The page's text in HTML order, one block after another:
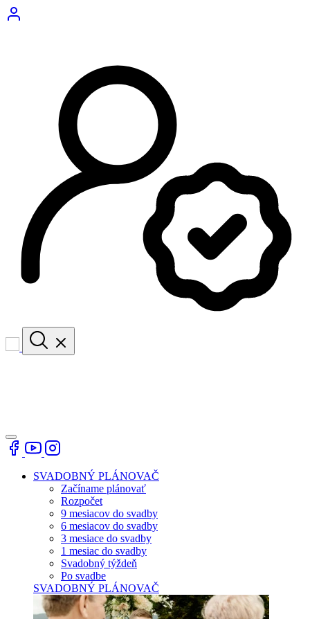
SVADOBNÝ PLÁNOVAČ
Začíname plánovať
Rozpočet
9 mesiacov do svadby
6 mesiacov do svadby
3 mesiace do svadby
1 mesiac do svadby
Svadobný týždeň
Po svadbe
SVADOBNÝ PLÁNOVAČ